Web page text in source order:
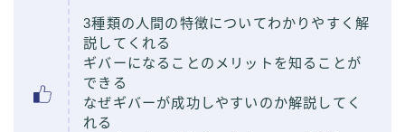
3種類の人間の特徴についてわかりやすく解
説してくれる
ギバーになることのメリットを知ることが
できる
なぜギバーが成功しやすいのか解説してく
れる